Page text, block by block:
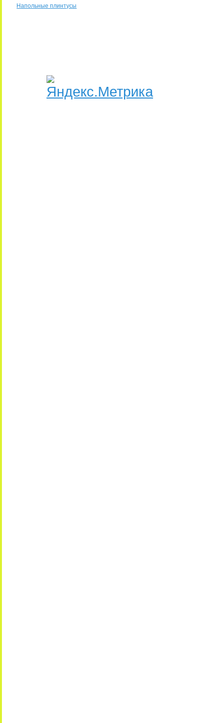
Напольные плинтусы